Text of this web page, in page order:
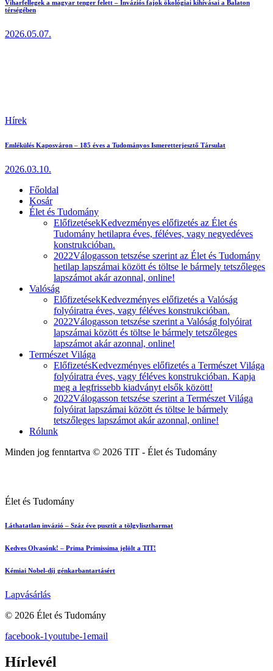
Viharfellegek a magyar tenger felett – Inváziós fajok ökológiai kihívásai a Balaton
térségében
2026.05.07.
Hírek
Emlékülés Kaposváron – 185 éves a Tudományos Ismeretterjesztő Társulat
2026.03.10.
Főoldal
Kosár
Élet és Tudomány
ElőfizetésekKedvezményes előfizetés az Élet és
Tudomány hetilapra éves, féléves, vagy negyedéves
konstrukcióban.
2022Válogasson tetszése szerint az Élet és Tudomány
hetilap lapszámai között és töltse le bármely tetszőleges
lapszámot akár azonnal, online!
Valóság
ElőfizetésekKedvezményes előfizetés a Valóság
folyóiratra éves, vagy féléves konstrukcióban.
2022Válogasson tetszése szerint a Valóság folyóirat
lapszámai között és töltse le bármely tetszőleges
lapszámot akár azonnal, online!
Természet Világa
ElőfizetésKedvezményes előfizetés a Természet Világa
folyóiratra éves, vagy féléves konstrukcióban. Kapja
meg a legfrissebb kiadványt elsők között!
2022Válogasson tetszése szerint a Természet Világa
folyóirat lapszámai között és töltse le bármely
tetszőleges lapszámot akár azonnal, online!
Rólunk
Minden jog fenntartva © 2026 TIT - Élet és Tudomány
Élet és Tudomány
Láthatatlan invázió – Száz éve pusztít a tölgylisztharmat
Kedves Olvasónk! – Prima Primissima jelölt a TIT!
Kémiai Nobel-díj génkarbantartásért
Lapvásárlás
© 2026 Élet és Tudomány
facebook-1youtube-1email
Hírlevél